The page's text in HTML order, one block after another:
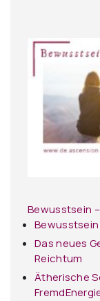
Bewusstsein
Das neues
Reichtum
Ätherische